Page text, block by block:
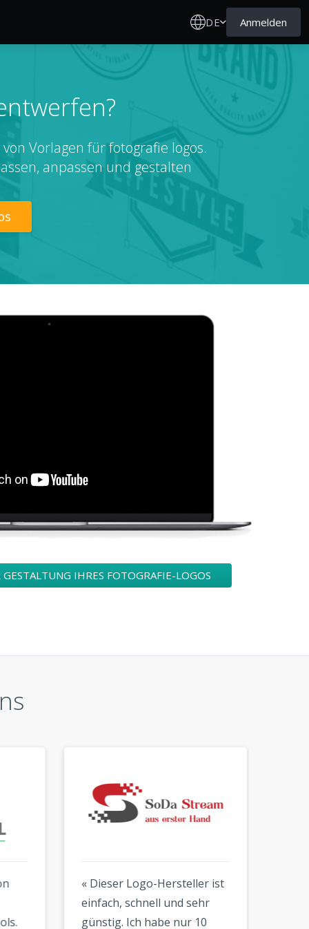
DE Anmelden
Vorlagen für fotografie logos.
anpassen und gestalten
IHRES FOTOGRAFIE-LOGOS
« Dieser Logo-Hersteller ist
einfach, schnell und sehr
günstig. Ich habe nur 10